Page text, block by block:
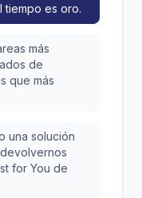
tiempo es oro.
más
de
que más
una solución
for You de